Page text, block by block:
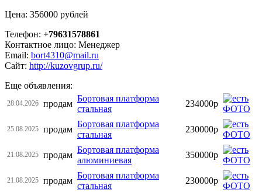
Цена: 356000 рублей
Телефон: +79631578861
Контактное лицо: Менеджер
Email: bort4310@mail.ru
Сайт: http://kuzovgrup.ru/
Еще объявления:
28.04.2026 продам
Бортовая платформа
стальная
234000р
25.08.2025 продам
Бортовая платформа
стальная
230000р
21.08.2025 продам
Бортовая платформа
алюминиевая
350000р
21.08.2025 продам
Бортовая платформа
стальная
230000р